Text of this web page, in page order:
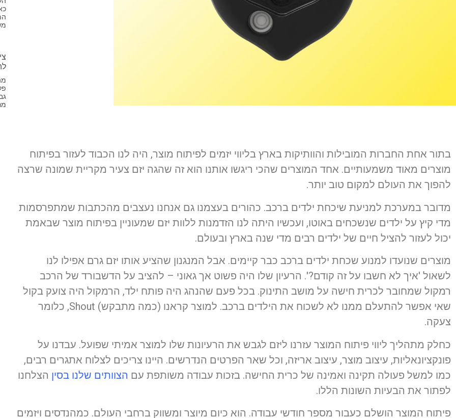
בתור אחת החברות המובילות והוותיקות בארץ בליווי יזמים לפיתוח מוצר, היה לנו הכבוד לעזור בפיתוח
מוצרים מאוד משמעותיים. אחד המוצרים שהכי ריגשו אותנו הוא זה שהגה יזם צעיר מקריית שמונה שרצה
להפוך את העולם למקום טוב יותר.
מדובר במערכת למניעת שיכחת ילדים ברכב. כהורים בעצמנו גם אנחנו נעצבים מהכתבות שמתפרסמות
מדי קיץ על ילדים שנשכחים באוטו, ועכשיו היתה לנו הזדמנות ללוות יזם שמעוניין בפיתוח מוצר שבאמת
יכול לעזור להציל חיים של ילדים רבים מדי שנה בארץ ובעולם.
מוצרים שנועדו למנוע שכחת ילדים ברכב כבר קיימים. אבל המנגנון שהציע אותו יזם גרם אפילו לנו
לשאול 'איך לא חשבו על זה קודם?'. הרעיון שלו היה פשוט אך גאוני – להציב על הדשבורד של הרכב
רמקול שמחובר לכרית חישה על מושב התינוק. בכל פעם שהנהג היה פותח ילד, הרמקול היה צועק בקול
שאי אפשר להתעלם ממנו לא לשכוח את הילדים ברכב. למוצר קראנו (כמה מתבקש) Shout, כלומר
צעקה.
כחלק מתהליך ליווי פיתוח המוצר עזרנו ליזם לגבש את הרעיונות שלו למוצר אמיתי שפועל. עבדנו על
פונקציונאליות, עיצוב מוצר, עיצוב אריזה, וכל שאר הפרטים הנדרשים. היינו צריכים לצלוח אתגרים רבים,
כמו למשל פעולה תקינה ואמינה של כרית החישה. בזכות עבודה משותפת עם הצוותים שלנו בסין הצלחנו
לפתור את הבעיות השונות הללו.
פיתוח המוצר הושלם כעבור מספר חודשי עבודה. הוא כיום מיוצר ומשווק ברחבי העולם. כמהנדסים ויזמים